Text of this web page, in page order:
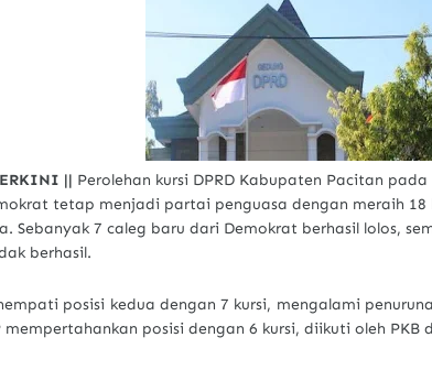
|| Perolehan kursi DPRD Kabupaten Pacitan
tetap menjadi partai penguasa dengan meraih 18
Sebanyak 7 caleg baru dari Demokrat berhasil lolos,
berhasil.
posisi kedua dengan 7 kursi, mengalami
mempertahankan posisi dengan 6 kursi, diikuti oleh PKB